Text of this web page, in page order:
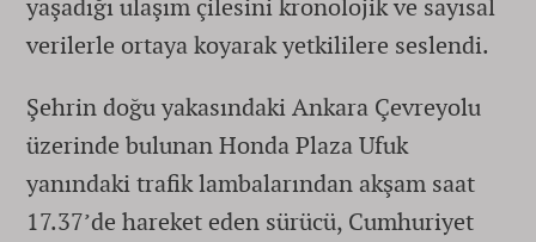
yaşadığı ulaşım çilesini kronolojik ve sayısal
verilerle ortaya koyarak yetkililere seslendi.
Şehrin doğu yakasındaki Ankara Çevreyolu
üzerinde bulunan Honda Plaza Ufuk
yanındaki trafik lambalarından akşam saat
17.37’de hareket eden sürücü, Cumhuriyet